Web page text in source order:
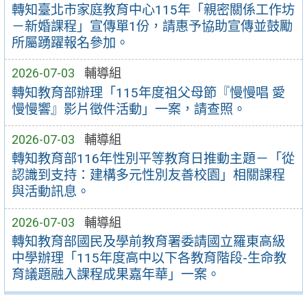
轉知臺北市家庭教育中心115年「親密關係工作坊
－新婚課程」宣傳單1份，請惠予協助宣傳並鼓勵
所屬踴躍報名參加。
2026-07-03 輔導組
轉知教育部辦理「115年度祖父母節『慢慢唱 愛
慢慢響』影片徵件活動」一案，請查照。
2026-07-03 輔導組
轉知教育部116年性別平等教育日推動主題－「從
認識到支持：建構多元性別友善校園」相關課程
與活動訊息。
2026-07-03 輔導組
轉知教育部國民及學前教育署委請國立羅東高級
中學辦理「115年度高中以下各教育階段-生命教
育議題融入課程成果嘉年華」一案。